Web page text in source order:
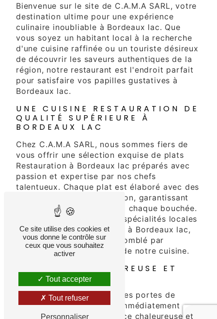
Bienvenue sur le site de C.A.M.A SARL, votre
destination ultime pour une expérience
culinaire inoubliable à Bordeaux lac. Que
vous soyez un habitant local à la recherche
d'une cuisine raffinée ou un touriste désireux
de découvrir les saveurs authentiques de la
région, notre restaurant est l'endroit parfait
pour satisfaire vos papilles gustatives à
Bordeaux lac.
UNE CUISINE RESTAURATION DE
QUALITÉ SUPÉRIEURE À
BORDEAUX LAC
Chez C.A.M.A SARL, nous sommes fiers de
vous offrir une sélection exquise de plats
Restauration à Bordeaux lac préparés avec
passion et expertise par nos chefs
talentueux. Chaque plat est élaboré avec des
ingrédients frais et de saison, garantissant
une explosion de saveurs à chaque bouchée.
Que vous optiez pour nos spécialités locales
ou nos créations originales à Bordeaux lac,
vous serez certainement comblé par
l'authenticité et la qualité de notre cuisine.
AMBIANCE CHALEUREUSE ET
ACCUEILLANTE
Lorsque vous franchissez les portes de
C.A.M.A SARL, vous êtes immédiatement
enveloppé par une ambiance chaleureuse et
Ce site utilise des cookies et
vous donne le contrôle sur
ceux que vous souhaitez
activer
Tout accepter
Tout refuser
Personnaliser